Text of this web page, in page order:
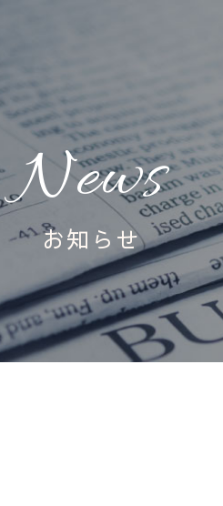
News
お知らせ